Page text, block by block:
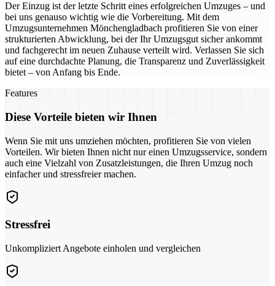
Der Einzug ist der letzte Schritt eines erfolgreichen Umzuges – und
bei uns genauso wichtig wie die Vorbereitung. Mit dem
Umzugsunternehmen Mönchengladbach profitieren Sie von einer
strukturierten Abwicklung, bei der Ihr Umzugsgut sicher ankommt
und fachgerecht im neuen Zuhause verteilt wird. Verlassen Sie sich
auf eine durchdachte Planung, die Transparenz und Zuverlässigkeit
bietet – von Anfang bis Ende.
Features
Diese Vorteile bieten wir Ihnen
Wenn Sie mit uns umziehen möchten, profitieren Sie von vielen
Vorteilen. Wir bieten Ihnen nicht nur einen Umzugsservice, sondern
auch eine Vielzahl von Zusatzleistungen, die Ihren Umzug noch
einfacher und stressfreier machen.
Stressfrei
Unkompliziert Angebote einholen und vergleichen